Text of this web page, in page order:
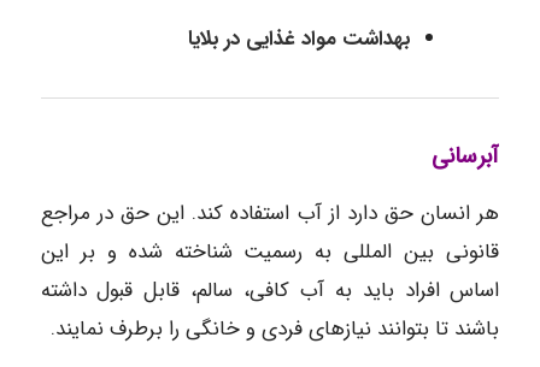
بهداشت مواد غذایی در بلایا
آبرسانی
هر انسان حق دارد از آب استفاده کند. این حق در مراجع
قانونی بین المللی به رسمیت شناخته شده و بر این
اساس افراد باید به آب کافی، سالم، قابل قبول داشته
باشند تا بتوانند نیازهای فردی و خانگی را برطرف نمایند.